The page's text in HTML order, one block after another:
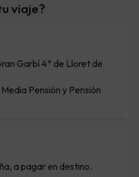
viaje?
Garbí 4* de Lloret de
Pensión y Pensión
a pagar en destino.